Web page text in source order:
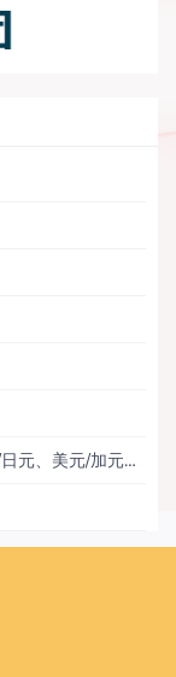
美元价位行情：欧元/美元、英镑/美元、美元/日元、美元/加元、黄金